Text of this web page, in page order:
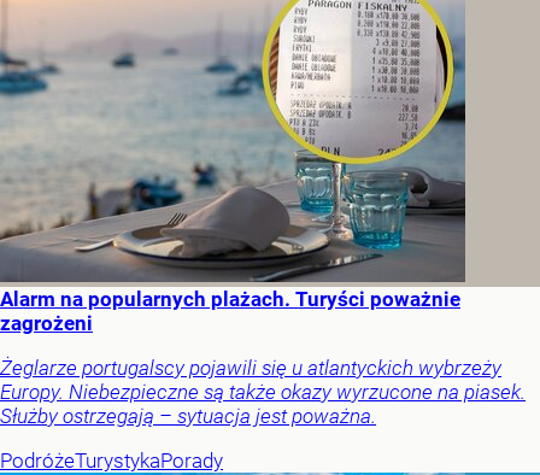
Alarm na popularnych plażach. Turyści poważnie
zagrożeni
Żeglarze portugalscy pojawili się u atlantyckich wybrzeży
Europy. Niebezpieczne są także okazy wyrzucone na piasek.
Służby ostrzegają – sytuacja jest poważna.
PodróżeTurystykaPorady